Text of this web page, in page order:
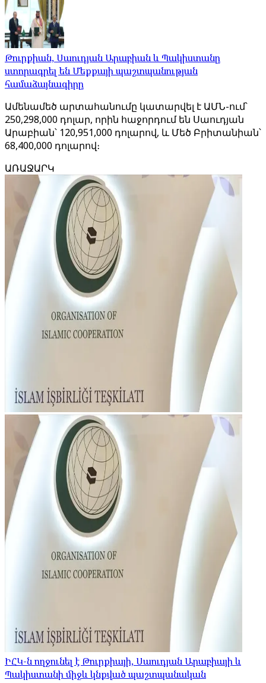
Թուրքիան, Սաուդյան Արաբիան և Պակիստանը
ստորագրել են Մեքքայի պաշտպանության
համաձայնագիրը
Ամենամեծ արտահանումը կատարվել է ԱՄՆ-ում՝
250,298,000 դոլար, որին հաջորդում են Սաուդյան
Արաբիան՝ 120,951,000 դոլարով, և Մեծ Բրիտանիան՝
68,400,000 դոլարով։
ԱՌԱՋԱՐԿ
ԻՀԿ-ն ողջունել է Թուրքիայի, Սաուդյան Արաբիայի և
Պակիստանի միջև կնքված պաշտպանական